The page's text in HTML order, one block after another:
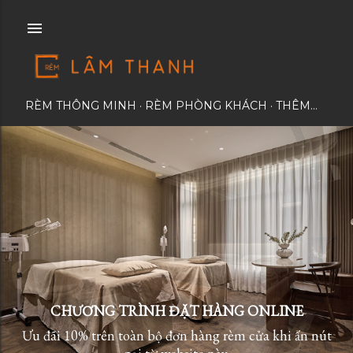
RÈM THÔNG MINH RÈM PHÒNG KHÁCH THÊM…
CHƯƠNG TRÌNH ĐẶT HÀNG ONLINE
Ưu đãi 10% trên toàn bộ đơn hàng rèm cửa khi ấn nút